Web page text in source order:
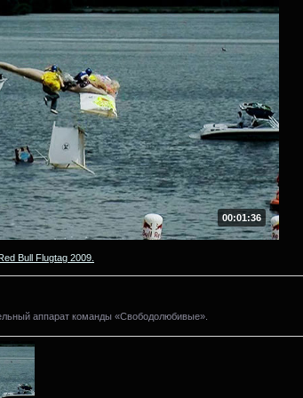
00:01:36
Bull Flugtag 2009.
аппарат команды «Свободолюбивые».